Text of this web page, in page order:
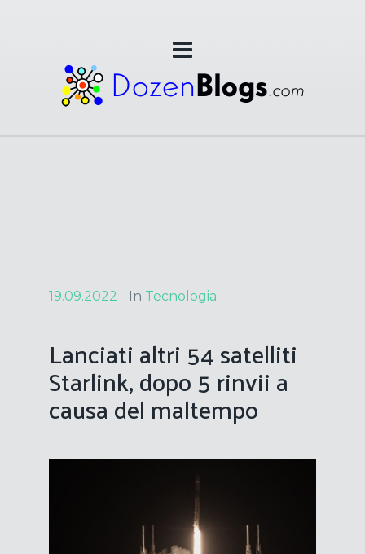
19.09.2022 In Tecnologia
Lanciati altri 54 satelliti
Starlink, dopo 5 rinvii a
causa del maltempo